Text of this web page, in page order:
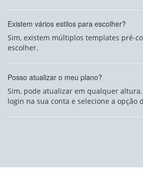
Existem vários estilos para escolher?
Sim, existem múltiplos templates pré-
escolher.
Posso atualizar o meu plano?
Sim, pode atualizar em qualquer
login na sua conta e selecione a opção